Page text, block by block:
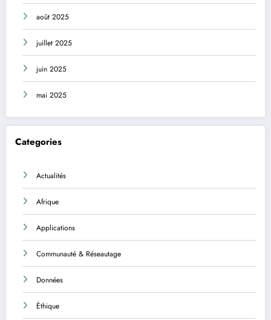
août 2025
juillet 2025
juin 2025
mai 2025
Categories
Actualités
Afrique
Applications
Communauté & Réseautage
Données
Éthique